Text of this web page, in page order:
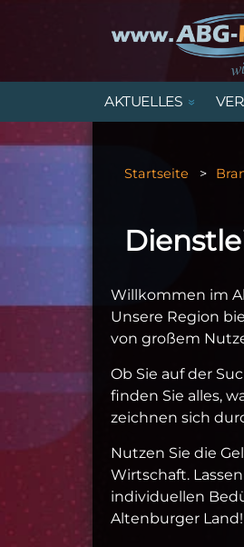
AKTUELLES
ARCHIV
VEREINE
Startseite
Willkommen im
Unsere Region
von großem
Ob Sie auf der
finden Sie alles,
zeichnen sich
Nutzen Sie die
Wirtschaft.
individuellen
Altenburger Land!